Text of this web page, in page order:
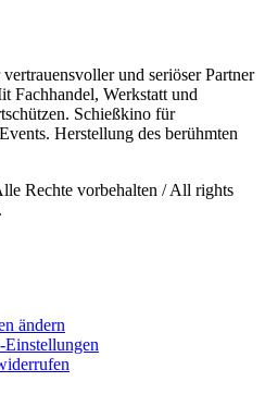
und seriöser Partner
Fachhandel, Werkstatt und
Schießkino für
Herstellung des berühmten
Rechte vorbehalten / All rights
ändern
Einstellungen